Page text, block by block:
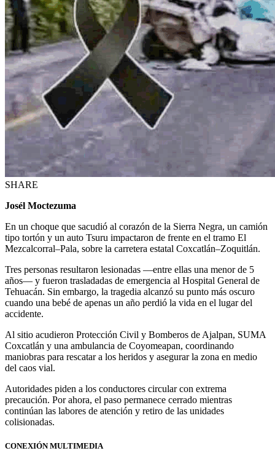
SHARE
Josél Moctezuma
En un choque que sacudió al corazón de la Sierra Negra, un camión
tipo tortón y un auto Tsuru impactaron de frente en el tramo El
Mezcalcorral–Pala, sobre la carretera estatal Coxcatlán–Zoquitlán.
Tres personas resultaron lesionadas —entre ellas una menor de 5
años— y fueron trasladadas de emergencia al Hospital General de
Tehuacán. Sin embargo, la tragedia alcanzó su punto más oscuro
cuando una bebé de apenas un año perdió la vida en el lugar del
accidente.
Al sitio acudieron Protección Civil y Bomberos de Ajalpan, SUMA
Coxcatlán y una ambulancia de Coyomeapan, coordinando
maniobras para rescatar a los heridos y asegurar la zona en medio
del caos vial.
Autoridades piden a los conductores circular con extrema
precaución. Por ahora, el paso permanece cerrado mientras
continúan las labores de atención y retiro de las unidades
colisionadas.
CONEXIÓN MULTIMEDIA